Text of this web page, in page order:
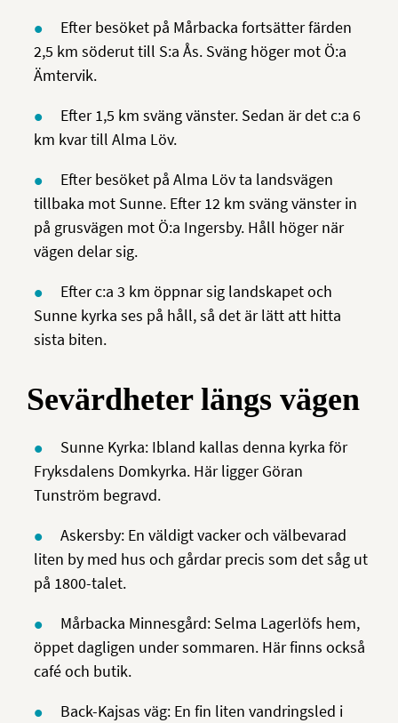
Efter besöket på Mårbacka fortsätter färden
2,5 km söderut till S:a Ås. Sväng höger mot Ö:a
Ämtervik.
Efter 1,5 km sväng vänster. Sedan är det c:a 6
km kvar till Alma Löv.
Efter besöket på Alma Löv ta landsvägen
tillbaka mot Sunne. Efter 12 km sväng vänster in
på grusvägen mot Ö:a Ingersby. Håll höger när
vägen delar sig.
Efter c:a 3 km öppnar sig landskapet och
Sunne kyrka ses på håll, så det är lätt att hitta
sista biten.
Sevärdheter längs vägen
Sunne Kyrka: Ibland kallas denna kyrka för
Fryksdalens Domkyrka. Här ligger Göran
Tunström begravd.
Askersby: En väldigt vacker och välbevarad
liten by med hus och gårdar precis som det såg ut
på 1800-talet.
Mårbacka Minnesgård: Selma Lagerlöfs hem,
öppet dagligen under sommaren. Här finns också
café och butik.
Back-Kajsas väg: En fin liten vandringsled i